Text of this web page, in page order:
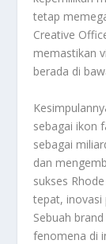
tetap
Creative
memastikan
berada di
sebagai ikon
sebagai
dan
sukses
tepat, inovasi
Sebuah
fenomena di